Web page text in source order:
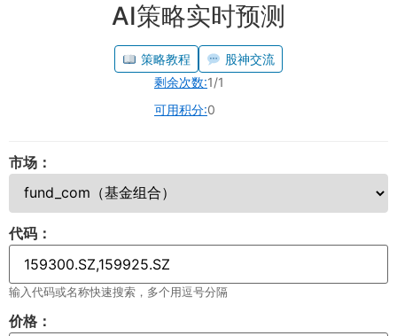
AI策略实时预测
策略教程
股神交流
剩余次数:1/1
可用积分:0
市场：
代码：
输入代码或名称快速搜索，多个用逗号分隔
价格：